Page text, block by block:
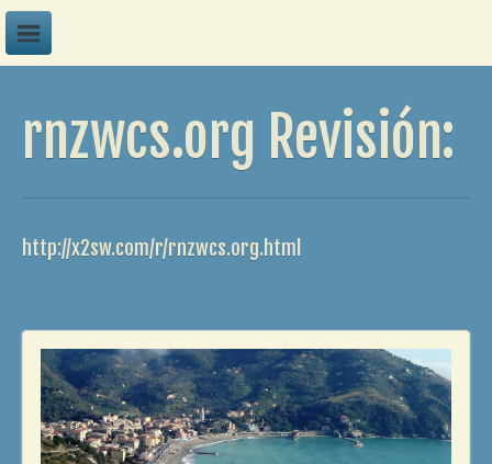
rnzwcs.org Revisión:
http://x2sw.com/r/rnzwcs.org.html